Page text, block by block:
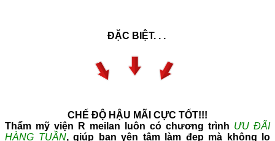
ĐẶC BIỆT. . .
CHẾ ĐỘ HẬU MÃI CỰC TỐT!!!
Thẩm mỹ viện R meilan luôn có chương trình ƯU ĐÃI
HÀNG TUẦN, giúp bạn yên tâm làm đẹp mà không lo